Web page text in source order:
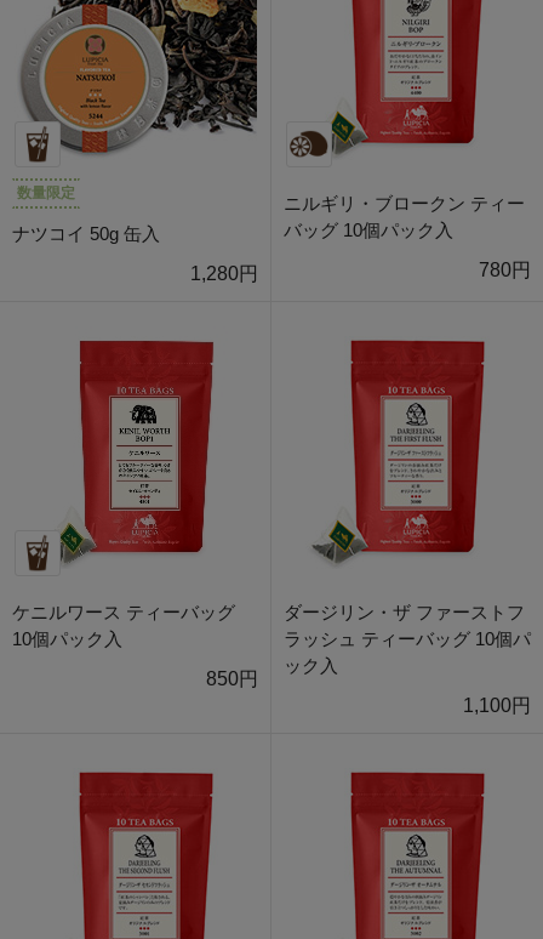
数量限定
ナツコイ 50g 缶入
1,280円
ニルギリ・ブロークン ティー
バッグ 10個パック入
780円
ケニルワース ティーバッグ
10個パック入
850円
ダージリン・ザ ファーストフ
ラッシュ ティーバッグ 10個パ
ック入
1,100円